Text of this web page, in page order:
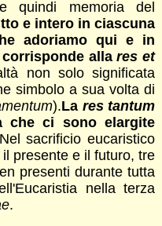
quindi memoria del
e intero in ciascuna
adoriamo qui e in
corrisponde allares et
non solo significata
simbolo a sua volta di
).La res tantum
che ci sono elargite
sacrificio eucaristico
presente e il futuro, tre
presenti durante tutta
nella terza
.